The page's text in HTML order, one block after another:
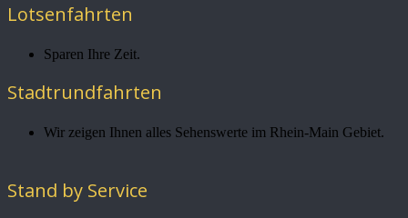
Lotsenfahrten
Sparen Ihre Zeit.
Stadtrundfahrten
Wir zeigen Ihnen alles Sehenswerte im Rhein-Main Gebiet.
Stand by Service